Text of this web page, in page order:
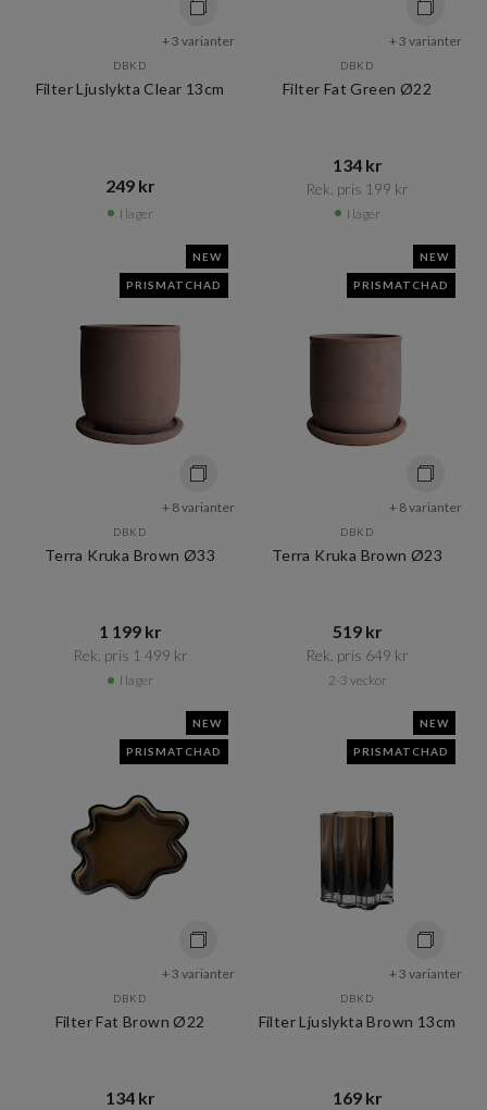
+ 3 varianter
DBKD
Filter Ljuslykta Clear 13cm
249 kr​​
I lager
+ 3 varianter
DBKD
Filter Fat Green Ø22
134 kr​​
Rek. pris 199 kr​​
I lager
NEW
PRISMATCHAD
+ 8 varianter
DBKD
Terra Kruka Brown Ø33
1 199 kr​​
Rek. pris 1 499 kr​​
I lager
NEW
PRISMATCHAD
+ 8 varianter
DBKD
Terra Kruka Brown Ø23
519 kr​​
Rek. pris 649 kr​​
2-3 veckor
NEW
PRISMATCHAD
+ 3 varianter
DBKD
Filter Fat Brown Ø22
134 kr​​
NEW
PRISMATCHAD
+ 3 varianter
DBKD
Filter Ljuslykta Brown 13cm
169 kr​​